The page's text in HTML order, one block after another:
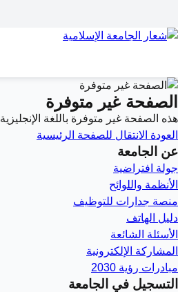
الصفحة غير متوفرة
هذه الصفحة غير متوفرة باللغة الإنجليزية
العودة الانتقال للصفحة الرئيسية
عن الجامعة
جولة افتراضية
الأنظمة واللوائح
منصة جدارات للتوظيف
دليل الهاتف
الأسئلة الشائعة
المشاركة الإلكترونية
مبادرات رؤية 2030
التسجيل في الجامعة